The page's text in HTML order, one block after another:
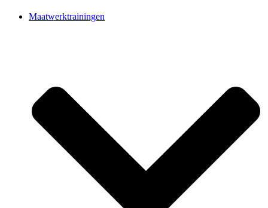
Maatwerktrainingen